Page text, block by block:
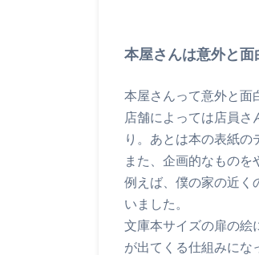
本屋さんは意外と面
本屋さんって意外と面
店舗によっては店員さ
り。あとは本の表紙の
また、企画的なものを
例えば、僕の家の近く
いました。
文庫本サイズの扉の絵
が出てくる仕組みにな